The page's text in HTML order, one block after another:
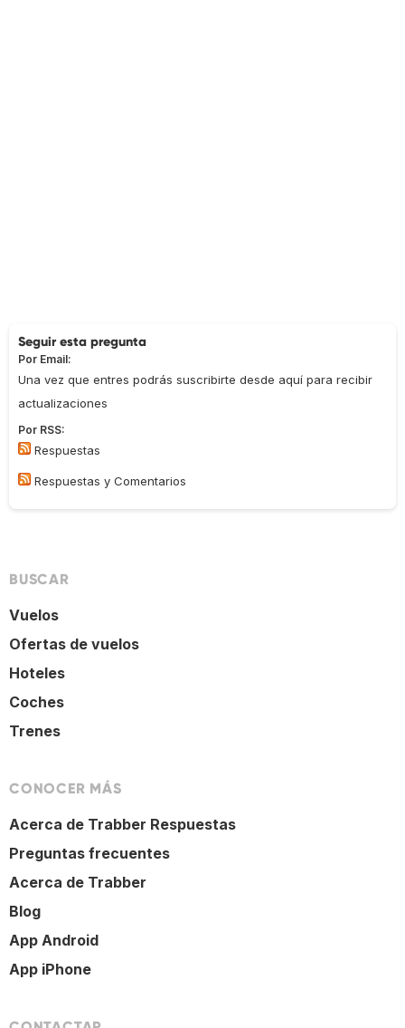
Seguir esta pregunta
Por Email:
Una vez que entres podrás suscribirte desde aquí para recibir
actualizaciones
Por RSS:
Respuestas
Respuestas y Comentarios
BUSCAR
Vuelos
Ofertas de vuelos
Hoteles
Coches
Trenes
CONOCER MÁS
Acerca de Trabber Respuestas
Preguntas frecuentes
Acerca de Trabber
Blog
App Android
App iPhone